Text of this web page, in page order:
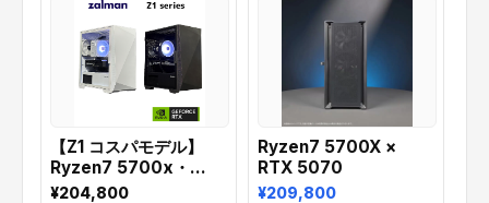
【Z1 コスパモデル】
Ryzen7 5700x・
RTX5070
¥204,800
Ryzen7 5700X ×
RTX 5070
¥209,800